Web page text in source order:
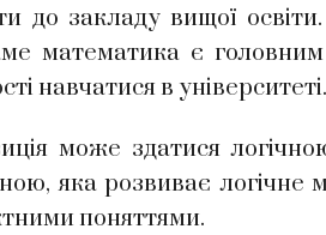
до закладу вищої
математика є головним
навчатися в університеті.
може здатися
яка розвиває логічне
поняттями.